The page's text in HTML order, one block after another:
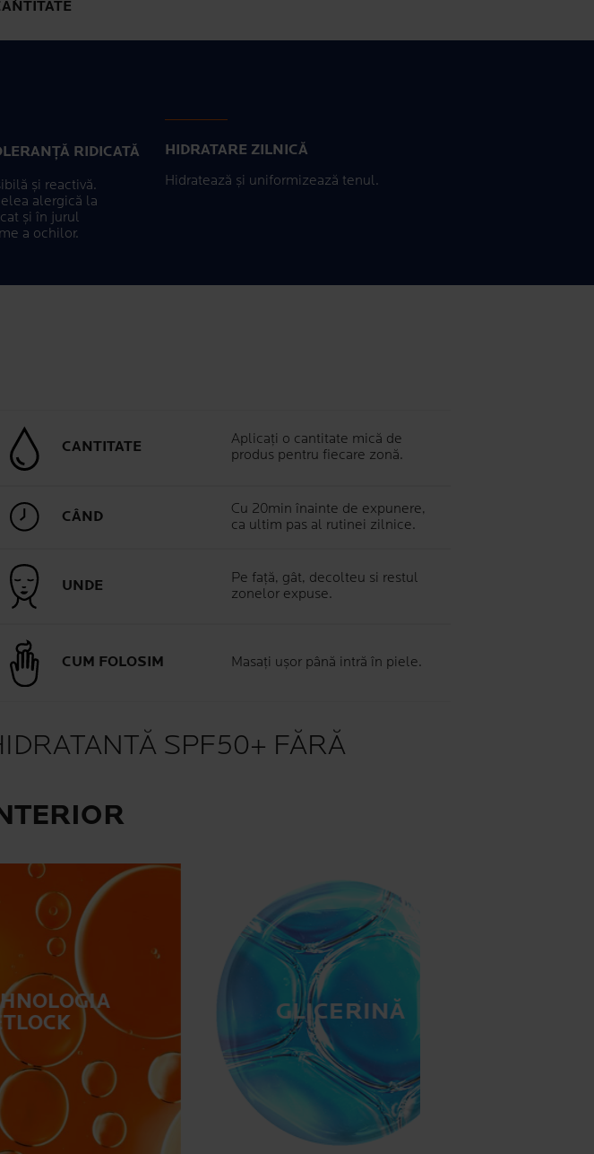
RIDICATĂ
și reactivă.
alergică la
și în jurul
a ochilor.
HIDRATARE ZILNICĂ
Hidratează și uniformizează tenul.
CANTITATE
Aplicați o cantitate mică de
produs pentru fiecare zonă.
CÂND
Cu 20min înainte de expunere,
ca ultim pas al rutinei zilnice.
UNDE
Pe față, gât, decolteu si restul
zonelor expuse.
CUM FOLOSIM Masați ușor până intră în piele.
SPF50+ FĂRĂ
GLICERINĂ